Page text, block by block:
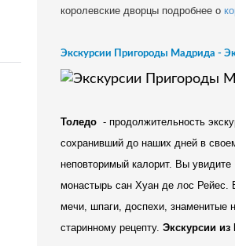
королевские дворцы подробнее о
Экскурсии Пригороды Мадрида -
Толедо - продолжительность
сохранивший до наших дней в
неповторимый калорит. Вы
монастырь сан Хуан де лос Рейес.
мечи, шпаги, доспехи, знаменитые
старинному рецепту. Экскурсии из